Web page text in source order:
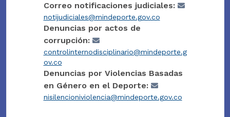
Correo notificaciones judiciales:
notijudiciales@mindeporte.gov.co
Denuncias por actos de
corrupción:
controlinternodisciplinario@mindeporte.g
ov.co
Denuncias por Violencias Basadas
en Género en el Deporte:
nisilencioniviolencia@mindeporte.gov.co